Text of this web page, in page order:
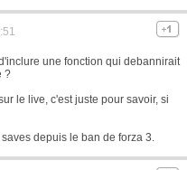
une fonction qui debannirait
?
le live, c'est juste pour savoir, si
depuis le ban de forza 3.